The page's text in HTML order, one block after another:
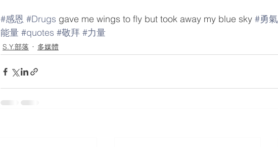
#感恩 #Drugs gave me wings to fly but took away my blue sky #勇氣
能量 #quotes #敬拜 #力量
S.Y.部落 多媒體